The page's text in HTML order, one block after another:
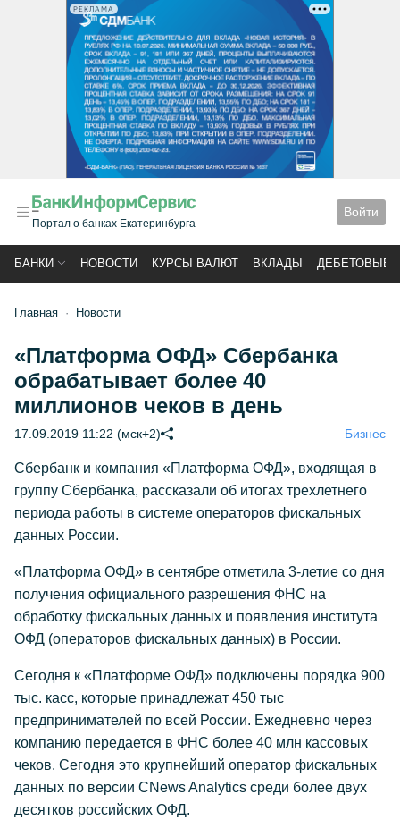
РЕКЛАМА
Портал о банках Екатеринбурга
Войти
БАНКИ НОВОСТИ КУРСЫ ВАЛЮТ ВКЛАДЫ ДЕБЕТОВЫЕ
Главная Новости
«Платформа ОФД» Сбербанка
обрабатывает более 40
миллионов чеков в день
17.09.2019 11:22 (мск+2) Бизнес
Сбербанк и компания «Платформа ОФД», входящая в
группу Сбербанка, рассказали об итогах трехлетнего
периода работы в системе операторов фискальных
данных России.
«Платформа ОФД» в сентябре отметила 3-летие со дня
получения официального разрешения ФНС на
обработку фискальных данных и появления института
ОФД (операторов фискальных данных) в России.
Сегодня к «Платформе ОФД» подключены порядка 900
тыс. касс, которые принадлежат 450 тыс
предпринимателей по всей России. Ежедневно через
компанию передается в ФНС более 40 млн кассовых
чеков. Сегодня это крупнейший оператор фискальных
данных по версии CNews Analytics среди более двух
десятков российских ОФД.